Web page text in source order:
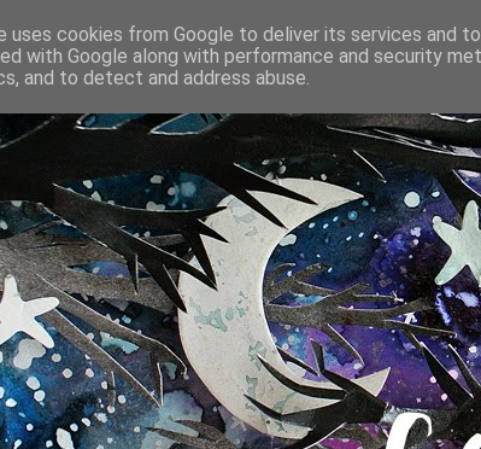
uses cookies from Google to deliver its services and
with Google along with performance and security
and to detect and address abuse.